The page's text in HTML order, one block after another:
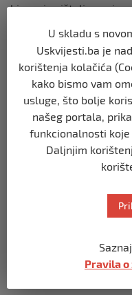
hicem iz pištolja, a
trajala, ali nismo
koje su vozili izvršioci
poklopio. Tako je taj
godina“, objašanjava
Podsjetimo, Danka Ilić
neopaženo izašla iz
kom je bila sa majkom
selu Zlot u kom je D.D.
groblju, deponiji na
trag nije pronađen.
U skladu s
Uskvijesti.ba je
korištenja kolačića
kako bismo vam
usluge, što bolje
našeg portala,
funkcionalnosti
Daljnjim
Pravila